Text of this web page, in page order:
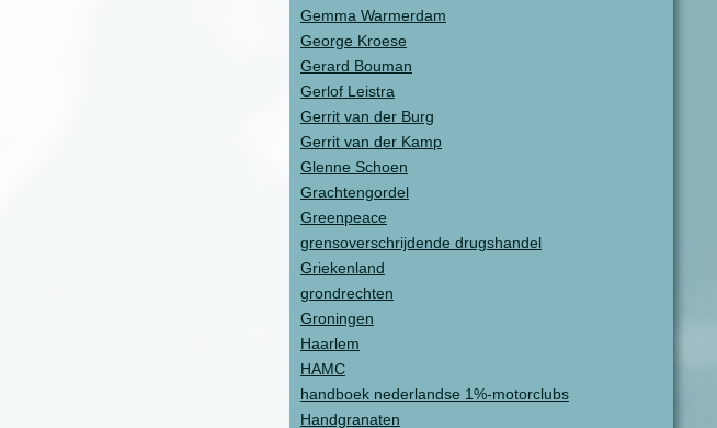
Gemma Warmerdam
George Kroese
Gerard Bouman
Gerlof Leistra
Gerrit van der Burg
Gerrit van der Kamp
Glenne Schoen
Grachtengordel
Greenpeace
grensoverschrijdende drugshandel
Griekenland
grondrechten
Groningen
Haarlem
HAMC
handboek nederlandse 1%-motorclubs
Handgranaten